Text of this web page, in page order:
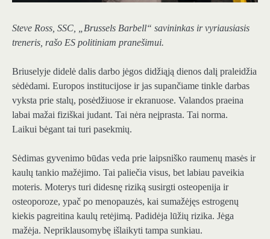
Steve Ross, SSC, „Brussels Barbell“ savininkas ir vyriausiasis
treneris, rašo ES politiniam pranešimui.
Briuselyje didelė dalis darbo jėgos didžiąją dienos dalį praleidžia
sėdėdami. Europos institucijose ir jas supančiame tinkle darbas
vyksta prie stalų, posėdžiuose ir ekranuose. Valandos praeina
labai mažai fiziškai judant. Tai nėra neįprasta. Tai norma.
Laikui bėgant tai turi pasekmių.
Sėdimas gyvenimo būdas veda prie laipsniško raumenų masės ir
kaulų tankio mažėjimo. Tai paliečia visus, bet labiau paveikia
moteris. Moterys turi didesnę riziką susirgti osteopenija ir
osteoporoze, ypač po menopauzės, kai sumažėjęs estrogenų
kiekis pagreitina kaulų retėjimą. Padidėja lūžių rizika. Jėga
mažėja. Nepriklausomybę išlaikyti tampa sunkiau.